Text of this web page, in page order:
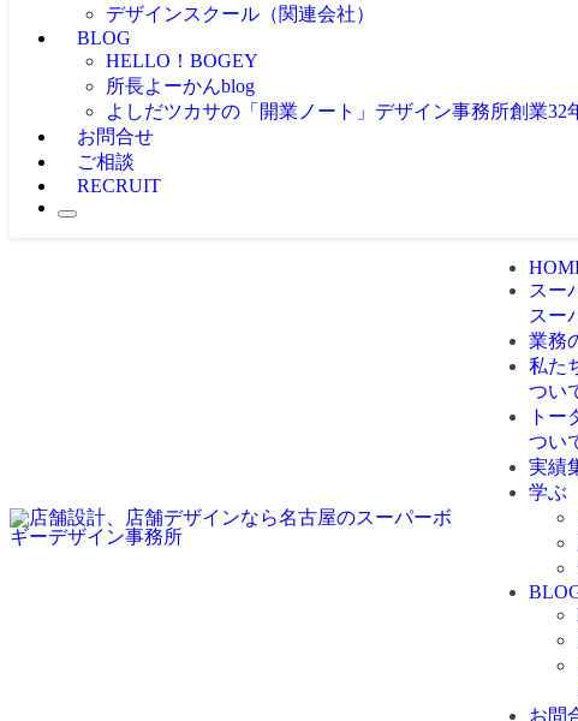
デザインスクール（関連会社）
BLOG
HELLO！BOGEY
所長よーかんblog
よしだツカサの「開業ノート」 デザイン事務所創業32
お問合せ
ご相談
RECRUIT
スー
スー
業務
私た
つい
トー
つい
実績
学ぶ
お問